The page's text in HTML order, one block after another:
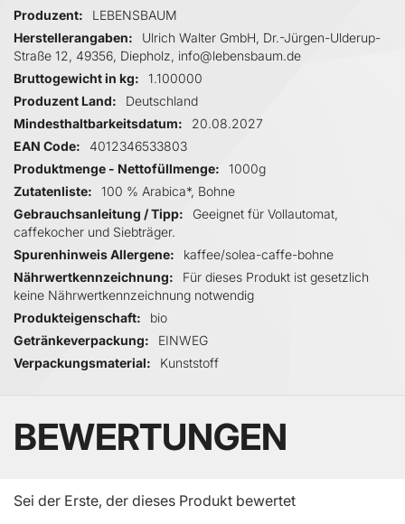
Produzent
LEBENSBAUM
Herstellerangaben
Ulrich Walter GmbH, Dr.-Jürgen-Ulderup-
Straße 12, 49356, Diepholz, info@lebensbaum.de
Bruttogewicht in kg
1.100000
Produzent Land
Deutschland
Mindesthaltbarkeitsdatum
20.08.2027
EAN Code
4012346533803
Produktmenge - Nettofüllmenge
1000g
Zutatenliste
100 % Arabica*, Bohne
Gebrauchsanleitung / Tipp
Geeignet für Vollautomat,
caffekocher und Siebträger.
Spurenhinweis Allergene
kaffee/solea-caffe-bohne
Nährwertkennzeichnung
Für dieses Produkt ist gesetzlich
keine Nährwertkennzeichnung notwendig
Produkteigenschaft
bio
Getränkeverpackung
EINWEG
Verpackungsmaterial
Kunststoff
BEWERTUNGEN
Sei der Erste, der dieses Produkt bewertet